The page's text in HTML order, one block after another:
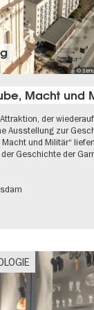
©
Macht und
der
Ausstellung zur
Macht und Militär“
Geschichte der